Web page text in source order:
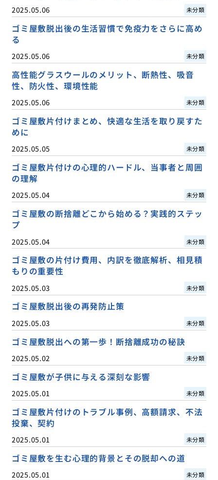
2025.05.06 未分類
ゴミ屋敷脱出後の生活習慣で免疫力をさらに高め
る
2025.05.06 未分類
高性能グラスウールのメリット、断熱性、吸音
性、防火性、環境性能
2025.05.06 未分類
ゴミ屋敷片付けまとめ、快適な生活を取り戻すた
めに
2025.05.05 未分類
ゴミ屋敷片付けの心理的ハードル、当事者と周囲
の理解
2025.05.04 未分類
ゴミ屋敷の断捨離どこから始める？実践的ステッ
プ
2025.05.04 未分類
ゴミ屋敷の片付け費用、内訳を徹底解析、相見積
もりの重要性
2025.05.03 未分類
ゴミ屋敷脱出後の再発防止策
2025.05.03 未分類
ゴミ屋敷脱出への第一歩！断捨離成功の秘訣
2025.05.02 未分類
ゴミ屋敷が子供に与える深刻な影響
2025.05.01 未分類
ゴミ屋敷片付けのトラブル事例、高額請求、不法
投棄、契約
2025.05.01 未分類
ゴミ屋敷を生む心理的背景とその脱却への道
2025.05.01 未分類